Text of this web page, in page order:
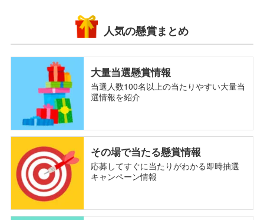
人気の懸賞まとめ
大量当選懸賞情報
当選人数100名以上の当たりやすい大量当
選情報を紹介
その場で当たる懸賞情報
応募してすぐに当たりがわかる即時抽選
キャンペーン情報